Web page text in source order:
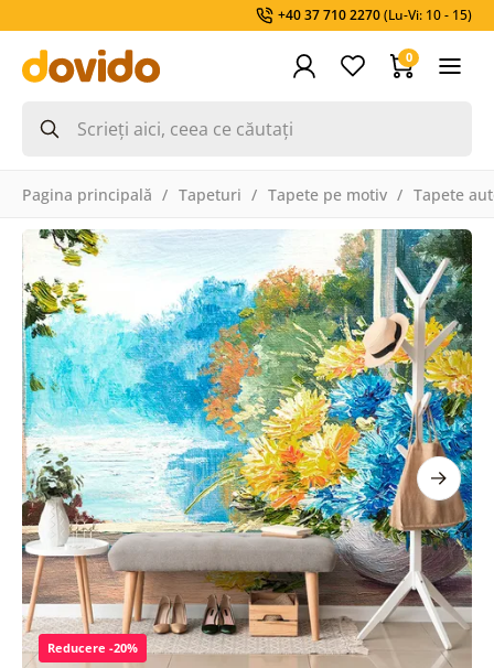
+40 37 710 2270(Lu-Vi: 10 - 15)
0
Pagina principală Tapeturi Tapete pe motiv Tapete
Reducere -20%